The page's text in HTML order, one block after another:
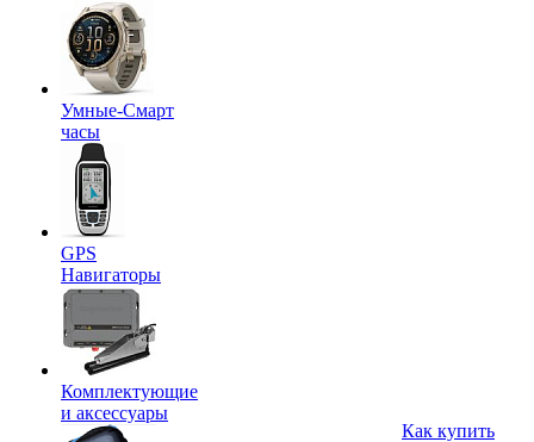
Умные-Смарт
часы
GPS
Навигаторы
Комплектующие
и аксессуары
Как купить